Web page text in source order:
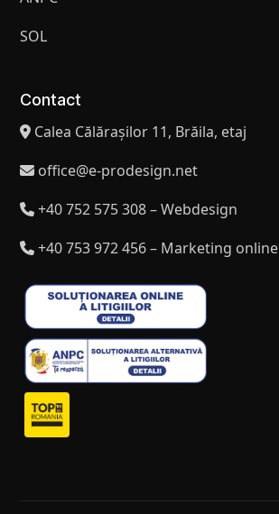
SOL
Contact
Calea Călărașilor 11, Brăila, etaj
office@e-prodesign.net
+40 752 575 308 – Webdesign
+40 753 972 456 – Marketing online